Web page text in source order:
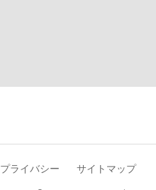
プライバシー サイトマップ